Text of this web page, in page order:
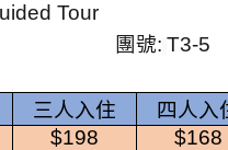
Tour
團號: T3-5
三人入住
四人入
$198
$168